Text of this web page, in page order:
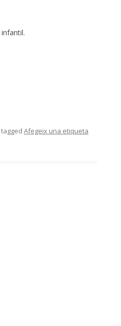
Afegeix una etiqueta